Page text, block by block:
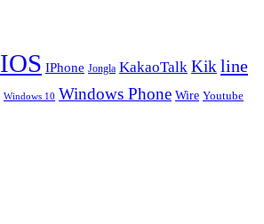
IOS IPhone Jongla KakaoTalk Kik line
Windows 10 Windows Phone Wire Youtube